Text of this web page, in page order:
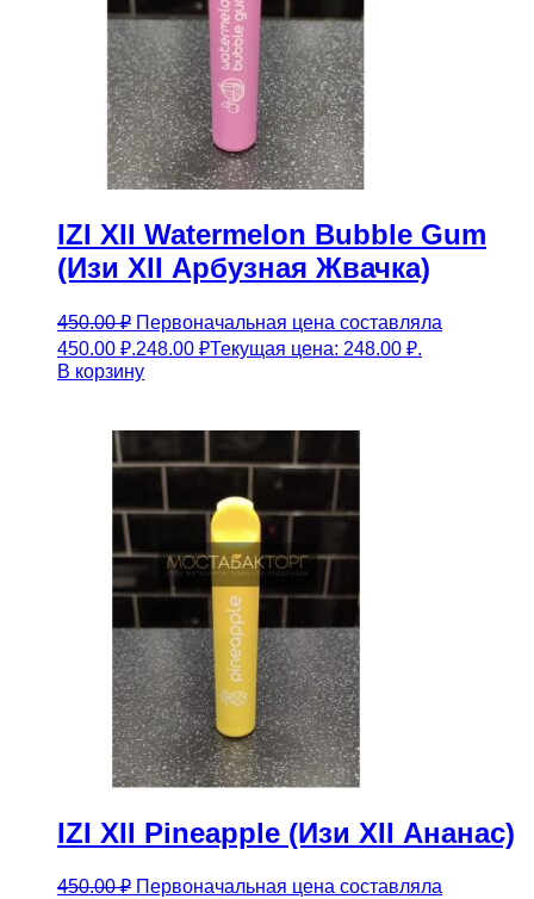
IZI XII Watermelon Bubble Gum
(Изи XII Арбузная Жвачка)
450.00₽ Первоначальная цена составляла
450.00 ₽.248.00 ₽Текущая цена: 248.00 ₽.
В корзину
IZI XII Pineapple (Изи XII Ананас)
450.00₽ Первоначальная цена составляла